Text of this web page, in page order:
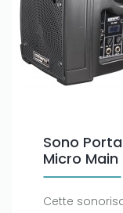
Sono
Micro Main
Cette